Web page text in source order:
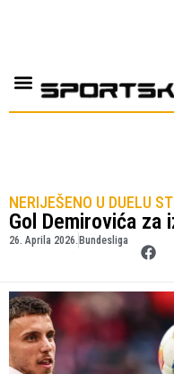
NERIJEŠENO U DUELU
Gol Demirovića za
26. Aprila 2026. Bundesliga